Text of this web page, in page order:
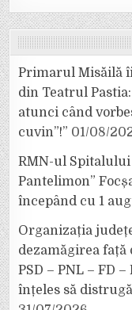
Primarul Misăilă
din Teatrul
atunci când
cuvin”!” 01/08/
RMN-ul
Pantelimon”
începând cu 1
Organizația
dezamăgirea
PSD – PNL – FD
înțeles să